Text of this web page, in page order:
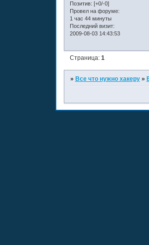
Позитив: [+0/-0]
Провел на форуме:
1 час 44 минуты
Последний визит:
2009-08-03 14:43:53
Страница: 1
» Все что нужно хакеру »